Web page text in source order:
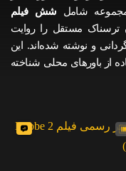
شامل شش فیلم
مستقل را روایت
و نوشته شده‌اند. این
از باورهای محلی شناخته